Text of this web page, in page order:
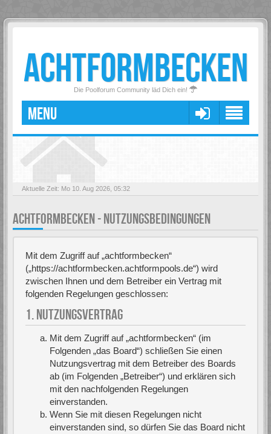
ACHTFORMBECKEN
Die Poolforum Community läd Dich ein!
MENU
Aktuelle Zeit: Mo 10. Aug 2026, 05:32
ACHTFORMBECKEN - NUTZUNGSBEDINGUNGEN
Mit dem Zugriff auf „achtformbecken“
(„https://achtformbecken.achtformpools.de“) wird
zwischen Ihnen und dem Betreiber ein Vertrag mit
folgenden Regelungen geschlossen:
1. NUTZUNGSVERTRAG
Mit dem Zugriff auf „achtformbecken“ (im
Folgenden „das Board“) schließen Sie einen
Nutzungsvertrag mit dem Betreiber des Boards
ab (im Folgenden „Betreiber“) und erklären sich
mit den nachfolgenden Regelungen
einverstanden.
Wenn Sie mit diesen Regelungen nicht
einverstanden sind, so dürfen Sie das Board nicht